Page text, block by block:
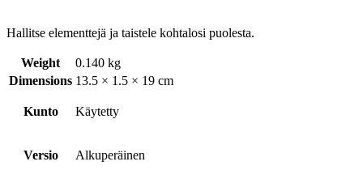
Hallitse elementtejä ja taistele kohtalosi puolesta.
Weight
0.140 kg
Dimensions 13.5 × 1.5 × 19 cm
Kunto Käytetty
Versio Alkuperäinen